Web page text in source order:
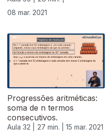
08 mar. 2021
Progressões aritméticas:
soma de n termos
consecutivos.
Aula 32 | 27 min. | 15 mar. 2021